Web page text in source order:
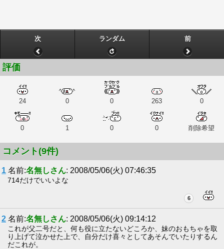
次 ランダム 前
評価
24 0 0 263 0
0 1 0 0 削除希望
コメント(9件)
1 名前:名無しさん: 2008/05/06(火) 07:46:35
714だけでいいよな
6
2 名前:名無しさん: 2008/05/06(火) 09:14:12
これが父二号だと、何も役に立たないどころか、妹のおもちゃを取
り上げて泣かせた上で、自分だけ喜々としてあそんでいたりするん
だこれが。